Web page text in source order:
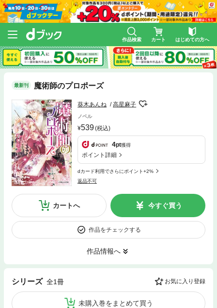
作品検索 カート はじめての方へ
最新刊 魔術師のプロポーズ
葵木あんね 高星麻子
ノベル
539(税込)
4pt獲得
ポイント詳細
dカード利用でさらにポイント+2%
返品不可
カートへ 今すぐ買う
作品をチェックする
作品情報へ
シリーズ 全1冊 お気に入り登録
未購入巻をまとめて買う